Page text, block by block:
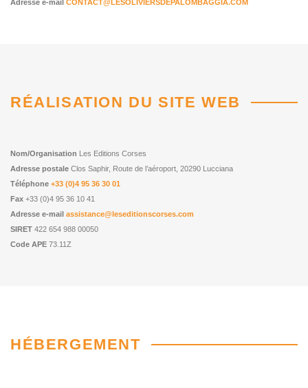
Adresse e-mail CONTACT@LESOLIVIERSDEPALOMBAGGIA.COM
RÉALISATION DU SITE WEB
Nom/Organisation Les Editions Corses
Adresse postale Clos Saphir, Route de l’aéroport, 20290 Lucciana
Téléphone +33 (0)4 95 36 30 01
Fax +33 (0)4 95 36 10 41
Adresse e-mail assistance@leseditionscorses.com
SIRET 422 654 988 00050
Code APE 73.11Z
HÉBERGEMENT